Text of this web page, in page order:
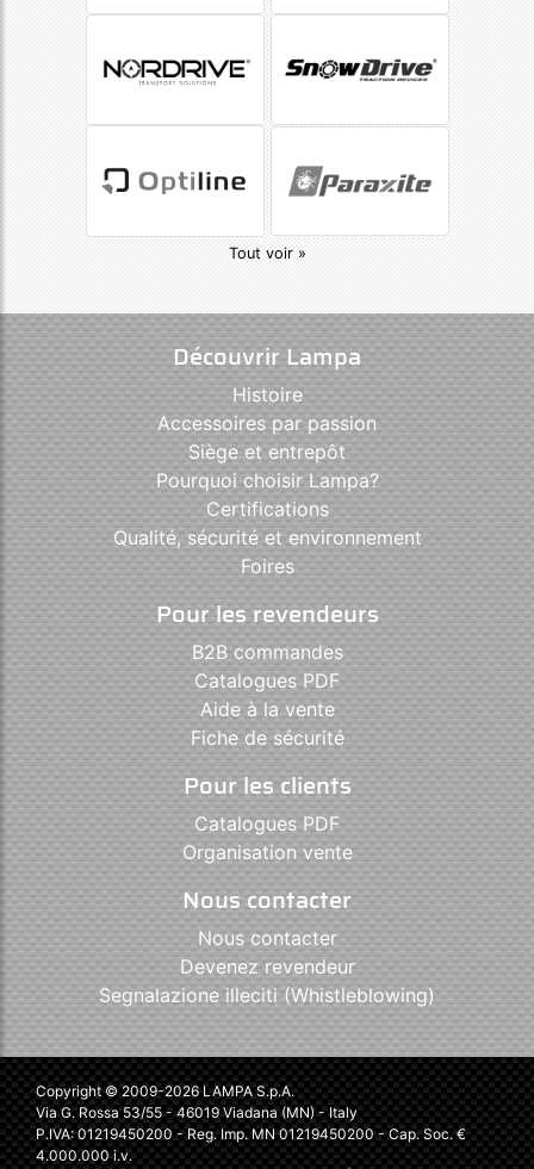
Tout voir »
Découvrir Lampa
Histoire
Accessoires par passion
Siège et entrepôt
Pourquoi choisir Lampa?
Certifications
Qualité, sécurité et environnement
Foires
Pour les revendeurs
B2B commandes
Catalogues PDF
Aide à la vente
Fiche de sécurité
Pour les clients
Catalogues PDF
Organisation vente
Nous contacter
Nous contacter
Devenez revendeur
Segnalazione illeciti (Whistleblowing)
Copyright © 2009-2026 LAMPA S.p.A.
Via G. Rossa 53/55 - 46019 Viadana (MN) - Italy
P.IVA: 01219450200 - Reg. Imp. MN 01219450200 - Cap. Soc. €
4.000.000 i.v.